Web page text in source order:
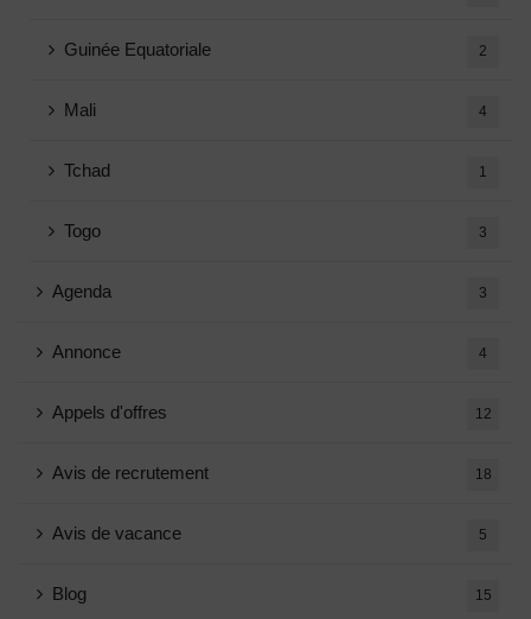
Guinée Equatoriale 2
Mali 4
Tchad 1
Togo 3
Agenda 3
Annonce 4
Appels d'offres 12
Avis de recrutement 18
Avis de vacance 5
Blog 15